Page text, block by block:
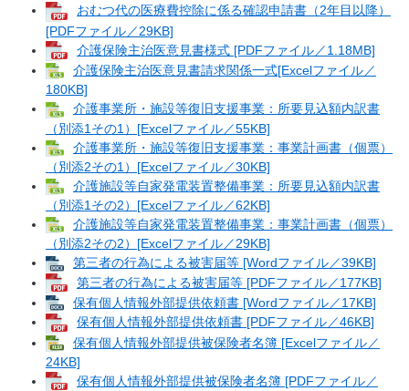
おむつ代の医療費控除に係る確認申請書（2年目以降）
[PDFファイル／29KB]
介護保険主治医意見書様式 [PDFファイル／1.18MB]
介護保険主治医意見書請求関係一式[Excelファイル／
180KB]
介護事業所・施設等復旧支援事業：所要見込額内訳書
（別添1その1）[Excelファイル／55KB]
介護事業所・施設等復旧支援事業：事業計画書（個票）
（別添2その1）[Excelファイル／30KB]
介護施設等自家発電装置整備事業：所要見込額内訳書
（別添1その2）[Excelファイル／62KB]
介護施設等自家発電装置整備事業：事業計画書（個票）
（別添2その2）[Excelファイル／29KB]
第三者の行為による被害届等 [Wordファイル／39KB]
第三者の行為による被害届等 [PDFファイル／177KB]
保有個人情報外部提供依頼書 [Wordファイル／17KB]
保有個人情報外部提供依頼書 [PDFファイル／46KB]
保有個人情報外部提供被保険者名簿 [Excelファイル／
24KB]
保有個人情報外部提供被保険者名簿 [PDFファイル／